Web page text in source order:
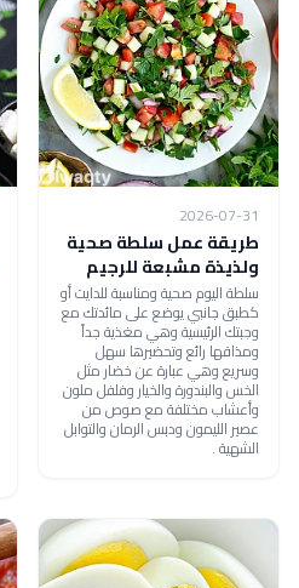
2026-07-31
طريقة عمل سلطة صحية
ولذيذة مشبعة للرجيم
سلطة اليوم صحية ومناسبة للدايت أو
كطبق جانبي يوضع على مائدتك مع
وجبتك الرئيسية وهي مغذية جداً
ومذاقها رائع وتحضيرها سهل
وسريع وهي عبارة عن خضار مثل
الخس والبندورة والخيار وفلفل ملون
وأعشاب مختلفة مع صوص من
عصير الليمون ودبس الرمان والتوابل
الشهية .